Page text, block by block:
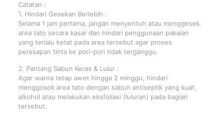
Catatan :
1. Hindari Gesekan Berlebih :
Selama 1 jam pertama, jangan menyentuh atau menggesek
area tato secara kasar dan hindari penggunaan pakaian
yang terlalu ketat pada area tersebut agar proses
peresapan tinta ke pori-pori tidak terganggu.
2. Pantang Sabun Keras & Lulur :
Agar warna tetap awet hingga 2 minggu, hindari
menggosok area tato dengan sabun antiseptik yang kuat,
alkohol atau melakukan eksfoliasi (luluran) pada bagian
tersebut.